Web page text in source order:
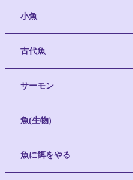
小魚
古代魚
サーモン
魚(生物)
魚に餌をやる